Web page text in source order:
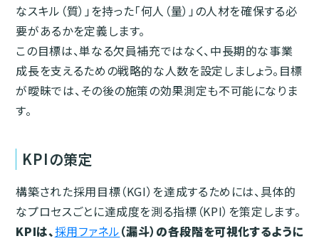
なスキル（質）」を持った「何人（量）」の人材を確保する必
要があるかを定義します。
この目標は、単なる欠員補充ではなく、中長期的な事業
成長を支えるための戦略的な人数を設定しましょう。目標
が曖昧では、その後の施策の効果測定も不可能になりま
す。
KPIの策定
構築された採用目標（KGI）を達成するためには、具体的
なプロセスごとに達成度を測る指標（KPI）を策定します。
KPIは、採用ファネル（漏斗）の各段階を可視化するように